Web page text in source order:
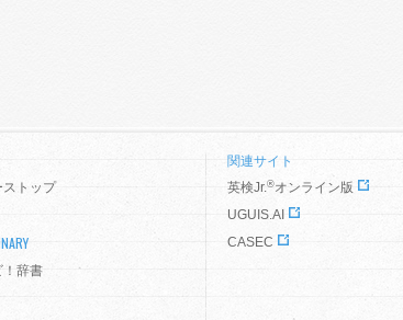
ストップ
！辞書
関連サイト
英検Jr.®オンライン版
UGUIS.AI
CASEC